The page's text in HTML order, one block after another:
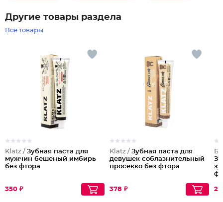
Другие товары раздела
Все товары
Klatz / Зубная паста для
мужчин бешеный имбирь
без фтора
350 ₽
Klatz / Зубная паста для
девушек соблазнительный
просекко без фтора
378 ₽